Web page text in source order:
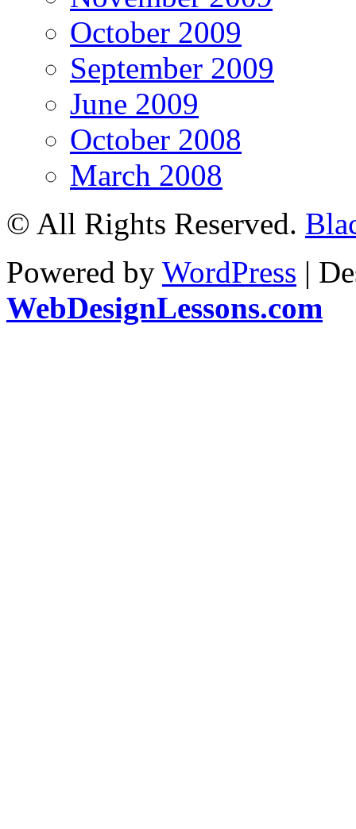
October 2009
September 2009
June 2009
October 2008
March 2008
© All Rights Reserved.
Powered by WordPress |
WebDesignLessons.com